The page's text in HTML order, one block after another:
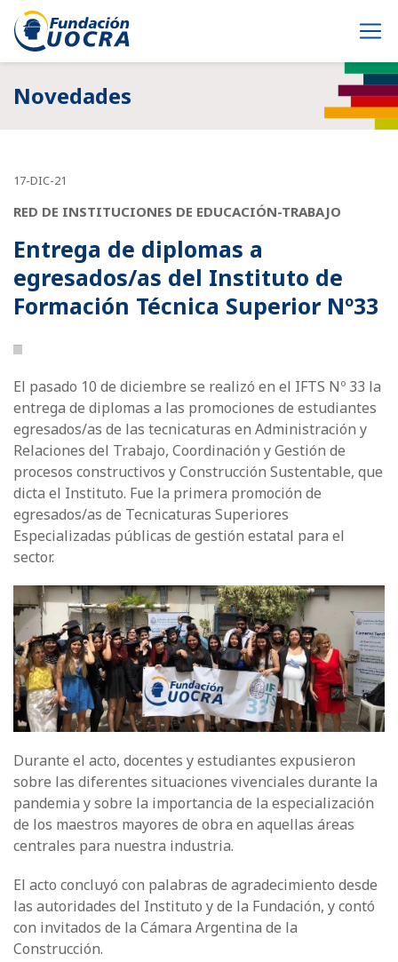
Novedades
17-DIC-21
RED DE INSTITUCIONES DE EDUCACIÓN-TRABAJO
Entrega de diplomas a
egresados/as del Instituto de
Formación Técnica Superior Nº33
El pasado 10 de diciembre se realizó en el IFTS Nº 33 la
entrega de diplomas a las promociones de estudiantes
egresados/as de las tecnicaturas en Administración y
Relaciones del Trabajo, Coordinación y Gestión de
procesos constructivos y Construcción Sustentable, que
dicta el Instituto. Fue la primera promoción de
egresados/as de Tecnicaturas Superiores
Especializadas públicas de gestión estatal para el
sector.
Durante el acto, docentes y estudiantes expusieron
sobre las diferentes situaciones vivenciales durante la
pandemia y sobre la importancia de la especialización
de los maestros mayores de obra en aquellas áreas
centrales para nuestra industria.
El acto concluyó con palabras de agradecimiento desde
las autoridades del Instituto y de la Fundación, y contó
con invitados de la Cámara Argentina de la
Construcción.